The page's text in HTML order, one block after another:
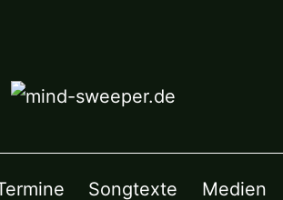
Songtexte Medien